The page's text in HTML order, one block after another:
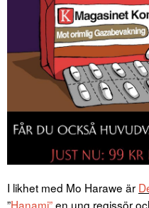
I likhet med Mo Harawe är
”Hanami”en ung regissör